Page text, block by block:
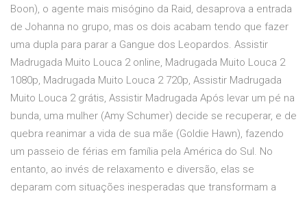
Boon), o agente mais misógino da Raid, desaprova a entrada
de Johanna no grupo, mas os dois acabam tendo que fazer
uma dupla para parar a Gangue dos Leopardos. Assistir
Madrugada Muito Louca 2 online, Madrugada Muito Louca 2
1080p, Madrugada Muito Louca 2 720p, Assistir Madrugada
Muito Louca 2 grátis, Assistir Madrugada Após levar um pé na
bunda, uma mulher (Amy Schumer) decide se recuperar, e de
quebra reanimar a vida de sua mãe (Goldie Hawn), fazendo
um passeio de férias em família pela América do Sul. No
entanto, ao invés de relaxamento e diversão, elas se
deparam com situações inesperadas que transformam a